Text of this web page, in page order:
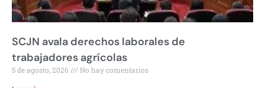
SCJN avala derechos laborales de
trabajadores agrícolas
5 de agosto, 2026 No hay comentarios